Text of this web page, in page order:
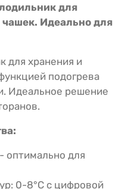
для
чашек. Идеально для
для хранения и
подогрева
Идеальное решение
оптимально для
0-8°C с цифровой